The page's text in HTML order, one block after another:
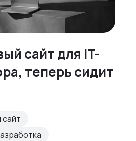
сайт для IT-
теперь сидит
сайт